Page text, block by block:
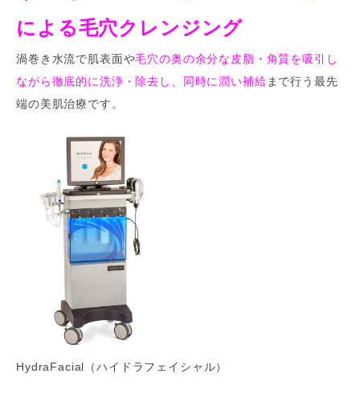
による毛穴クレンジング
渦巻き水流で肌表面や毛穴の奥の余分な皮脂・角質を吸引し
ながら徹底的に洗浄・除去し、同時に潤い補給 まで行う最先
端の美肌治療です。
HydraFacial（ハイドラフェイシャル）